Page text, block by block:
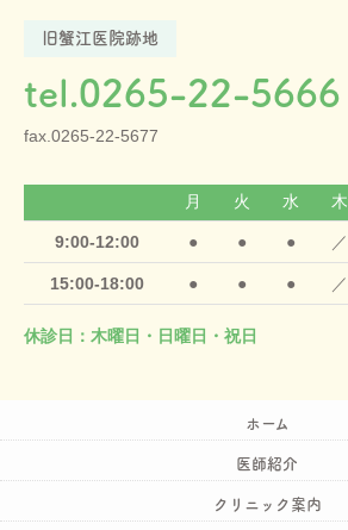
旧蟹江医院跡地
tel.0265-22-5666
fax.0265-22-5677
月 火 水 木
9:00-12:00 ● ● ● ／
15:00-18:00 ● ● ● ／
休診日：木曜日・日曜日・祝日
ホーム
医師紹介
クリニック案内